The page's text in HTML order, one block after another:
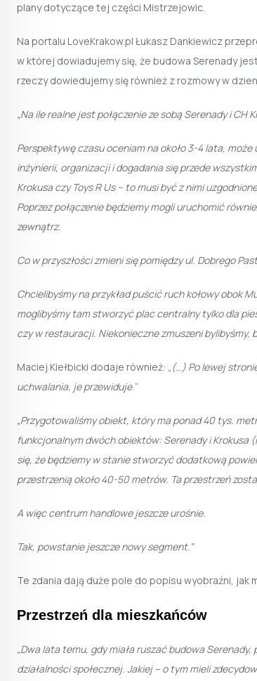
plany dotyczące tej części Mistrzejowic.
Na portalu LoveKrakow.pl Łukasz Dankiewicz
w której dowiadujemy się, że budowa Serenady
rzeczy dowiedujemy się również z rozmowy w
„Na ile realne jest połączenie ze sobą Serenady i
Perspektywę czasu oceniam na około 3-4 lata,
inżynierii, organizacji i dogadania się przede
Krokusa czy Toys R Us – to musi być z nimi
Poprzez połączenie będziemy mogli uruchomić
zewnątrz.
Co w przyszłości zmieni się pomiędzy ul. Dobrego
Chcielibyśmy na przykład puścić ruch kołowy obok
moglibyśmy tam stworzyć plac centralny tylko dla
czy w restauracji. Niekonieczne zmuszeni bylibyśmy,
Maciej Kiełbicki dodaje również: „(…) Po lewej
uchwalania, je przewiduje.”
„Przygotowaliśmy obiekt, który ma ponad 40 tys.
funkcjonalnym dwóch obiektów: Serenady i Krokusa
się, że będziemy w stanie stworzyć dodatkową
przestrzenią około 40-50 metrów. Ta przestrzeń
A więc centrum handlowe jeszcze urośnie.
Tak, powstanie jeszcze nowy segment.”
Te zdania dają duże pole do popisu wyobraźni,
Przestrzeń dla mieszkańców
„Dwa lata temu, gdy miała ruszać budowa
działalności społecznej. Jakiej – o tym mieli